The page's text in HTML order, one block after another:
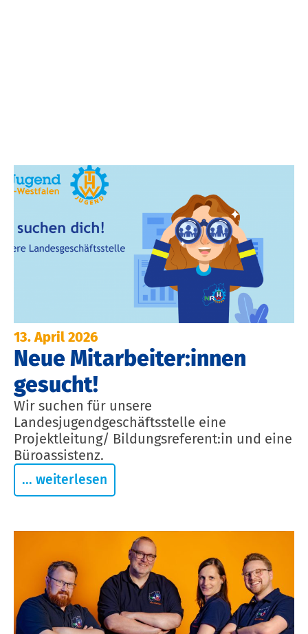
13. April 2026
Neue Mitarbeiter:innen
gesucht!
Wir suchen für unsere
Landesjugendgeschäftsstelle eine
Projektleitung/ Bildungsreferent:in und eine
Büroassistenz.
... weiterlesen